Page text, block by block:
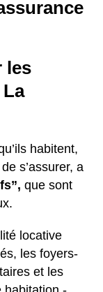
les
habitent,
s’assurer, a
que sont
locative
les foyers-
et les